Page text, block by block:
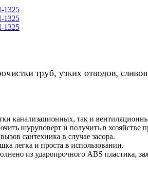
труб, узких отводов,
канализационных, так и
шуруповерт и получить в
сантехника в случае засора.
легка и проста в использовании.
из ударопрочного ABS пластика,